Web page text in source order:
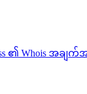
၏ Whois အချ